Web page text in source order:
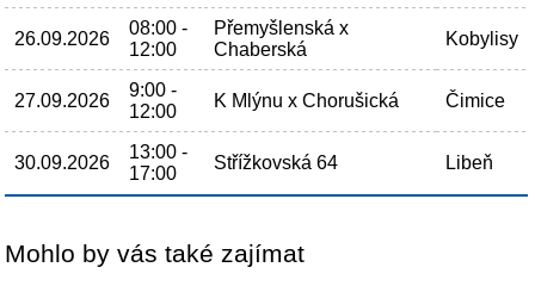
26.09.2026
08:00 -
12:00
Přemyšlenská x
Chaberská
Kobylisy
27.09.2026
9:00 -
12:00
K Mlýnu x Chorušická Čimice
30.09.2026
13:00 -
17:00
Střížkovská 64 Libeň
Mohlo by vás také zajímat